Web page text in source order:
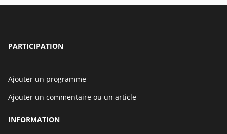
PARTICIPATION
Ajouter un programme
Ajouter un commentaire ou un article
INFORMATION